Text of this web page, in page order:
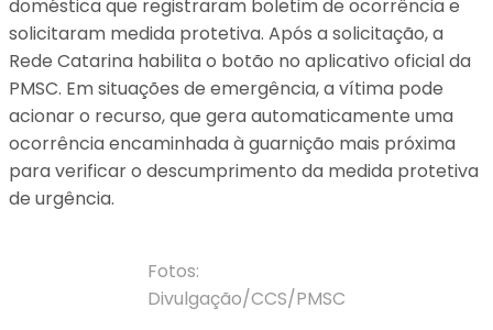
doméstica que registraram boletim de ocorrência e
solicitaram medida protetiva. Após a solicitação, a
Rede Catarina habilita o botão no aplicativo oficial da
PMSC. Em situações de emergência, a vítima pode
acionar o recurso, que gera automaticamente uma
ocorrência encaminhada à guarnição mais próxima
para verificar o descumprimento da medida protetiva
de urgência.
Fotos:
Divulgação/CCS/PMSC